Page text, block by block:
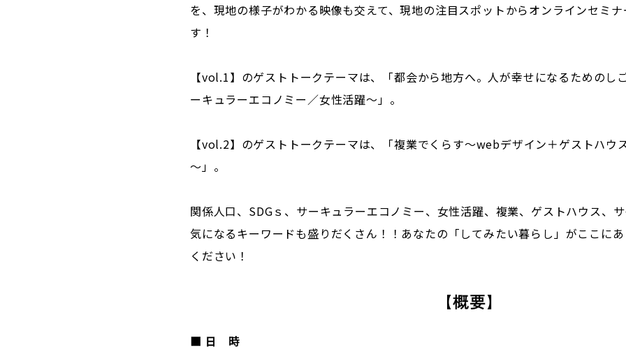
を、現地の様子がわかる映像も交えて、現地の注目スポットからオンラインセミ
す！
【vol.1】のゲストトークテーマは、「都会から地方へ。人が幸せになるためのし
ーキュラーエコノミー／女性活躍～」。
【vol.2】のゲストトークテーマは、「複業でくらす～webデザイン＋ゲストハウ
～」。
関係人口、SDGｓ、サーキュラーエコノミー、女性活躍、複業、ゲストハウス、
気になるキーワードも盛りだくさん！！あなたの「してみたい暮らし」がここに
ください！
【概要】
■ 日 時